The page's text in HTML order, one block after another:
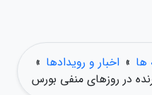
ها » اخبار و رویدادها »
در روزهای منفی بورس